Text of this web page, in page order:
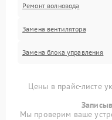
Ремонт волновода
Замена вентилятора
Замена блока управления
Цены в прайс-листе
Мы проверим ваше